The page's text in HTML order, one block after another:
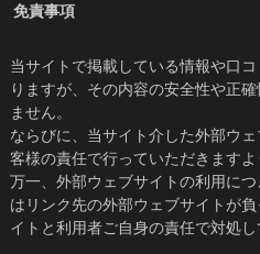
免責事項
当サイトで掲載している情報や口
りますが、その内容の安全性や正
ません。
ならびに、当サイト介した外部ウ
客様の責任で行っていただきますよ
万一、外部ウェブサイトの利用に
はリンク先の外部ウェブサイトが
イトと利用者ご自身の責任で対処し